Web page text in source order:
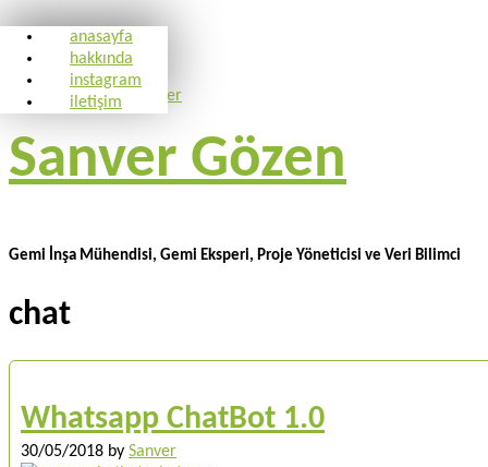
anasayfa
hakkında
instagram
iletişim
Sanver Gözen
Gemi İnşa Mühendisi, Gemi Eksperi, Proje Yöneticisi ve Veri Bilimci
chat
Whatsapp ChatBot 1.0
30/05/2018 by Sanver